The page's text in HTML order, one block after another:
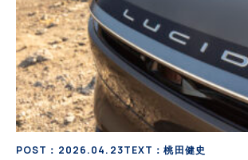
POST：2026.04.23TEXT：桃田健史